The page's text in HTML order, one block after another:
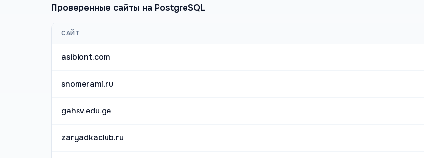
Проверенные сайты на PostgreSQL
САЙТ
asibiont.com
snomerami.ru
gahsv.edu.ge
zaryadkaclub.ru